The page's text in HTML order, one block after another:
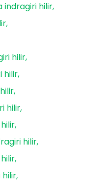
indragiri hilir
hilir
hilir
hilir
hilir
hilir